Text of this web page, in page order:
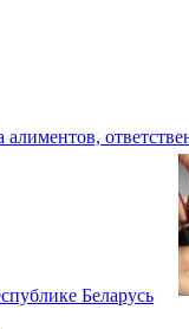
алиментов,
Беларусь